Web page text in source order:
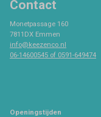
Contact
Monetpassage 160
7811DX Emmen
info@keezenco.nl
06-14600545 of 0591-649474
Openingstijden